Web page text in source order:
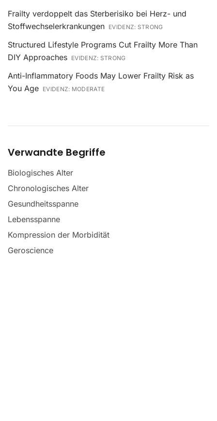
Frailty verdoppelt das Sterberisiko bei Herz- und
Stoffwechselerkrankungen EVIDENZ: STRONG
Structured Lifestyle Programs Cut Frailty More Than
DIY Approaches EVIDENZ: STRONG
Anti-Inflammatory Foods May Lower Frailty Risk as
You Age EVIDENZ: MODERATE
Verwandte Begriffe
Biologisches Alter
Chronologisches Alter
Gesundheitsspanne
Lebensspanne
Kompression der Morbidität
Geroscience